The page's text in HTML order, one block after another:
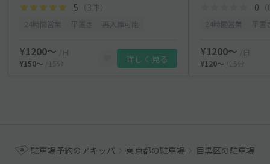
5 （3件）
¥1200〜
/日
¥150〜
/15分 詳しく見る
0
¥1200〜
/日
¥120〜
/15分
駐車場予約のアキッパ 東京都の駐車場 目黒区の駐車場